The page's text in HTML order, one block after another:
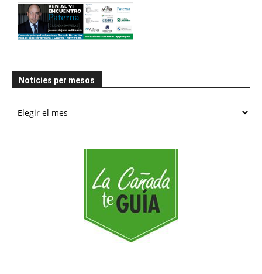
Notícies per mesos
Notícies
per